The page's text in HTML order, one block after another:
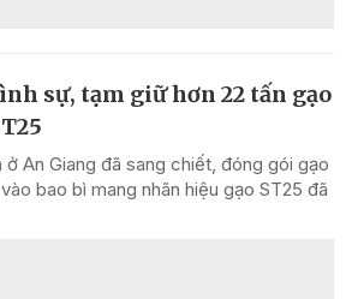
sự, tạm giữ hơn 22 tấn gạo
ở An Giang đã sang chiết, đóng gói gạo
bao bì mang nhãn hiệu gạo ST25 đã